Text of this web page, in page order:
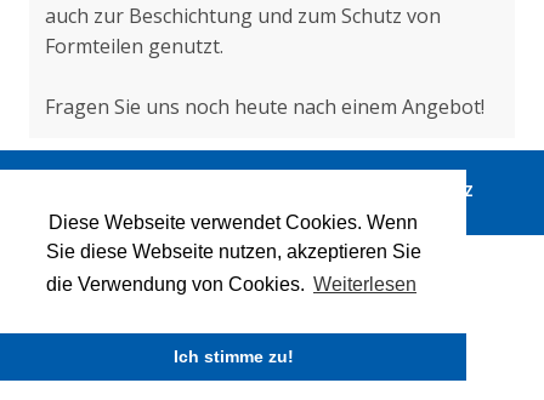
Diese Webseite verwendet Cookies. Wenn
Sie diese Webseite nutzen, akzeptieren Sie
die Verwendung von Cookies. Weiterlesen
Ich stimme zu!
DATENSCHUTZ
auch zur Beschichtung und zum Schutz von
Formteilen genutzt.
Fragen Sie uns noch heute nach einem Angebot!